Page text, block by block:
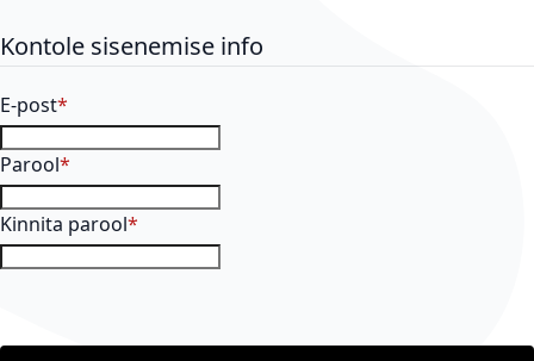
Kontole sisenemise info
E-post
Parool
Kinnita parool